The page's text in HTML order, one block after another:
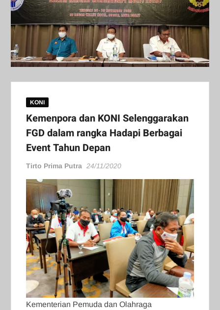
KONI
Kemenpora dan KONI Selenggarakan
FGD dalam rangka Hadapi Berbagai
Event Tahun Depan
Tirto Prima Putra 24/11/2020
Kementerian Pemuda dan Olahraga